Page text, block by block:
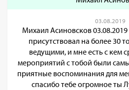
03.08.2019
Михаил Асиновсков 03.08.2019
присутствовал на более 30
ведущими, и мне есть с кем
мероприятий с тобой были
приятные воспоминания для
спасибо тебе огромное ты